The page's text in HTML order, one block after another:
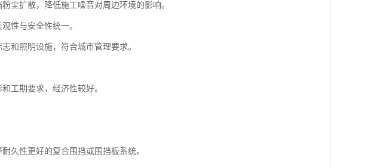
尘扩散，降低施工噪音对周边环境的影响。
性与安全性统一。
和照明设施，符合城市管理要求。
工期要求，经济性较好。
久性更好的复合围挡或围挡板系统。